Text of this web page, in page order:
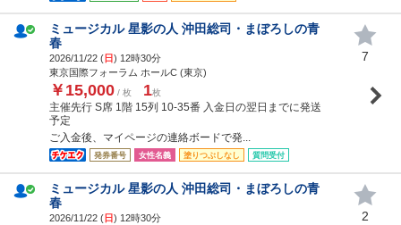
ミュージカル 星影の人 沖田総司・まぼろしの青
春
2026/11/22 (日) 12時30分
東京国際フォーラム ホールC (東京)
￥15,000 / 枚 1枚
主催先行 S席 1階 15列 10-35番 入金日の翌日までに発送
予定
ご入金後、マイページの連絡ボードで発...
発券番号 女性名義 塗りつぶしなし 質問受付
7
ミュージカル 星影の人 沖田総司・まぼろしの青
春
2026/11/22 (日) 12時30分
2